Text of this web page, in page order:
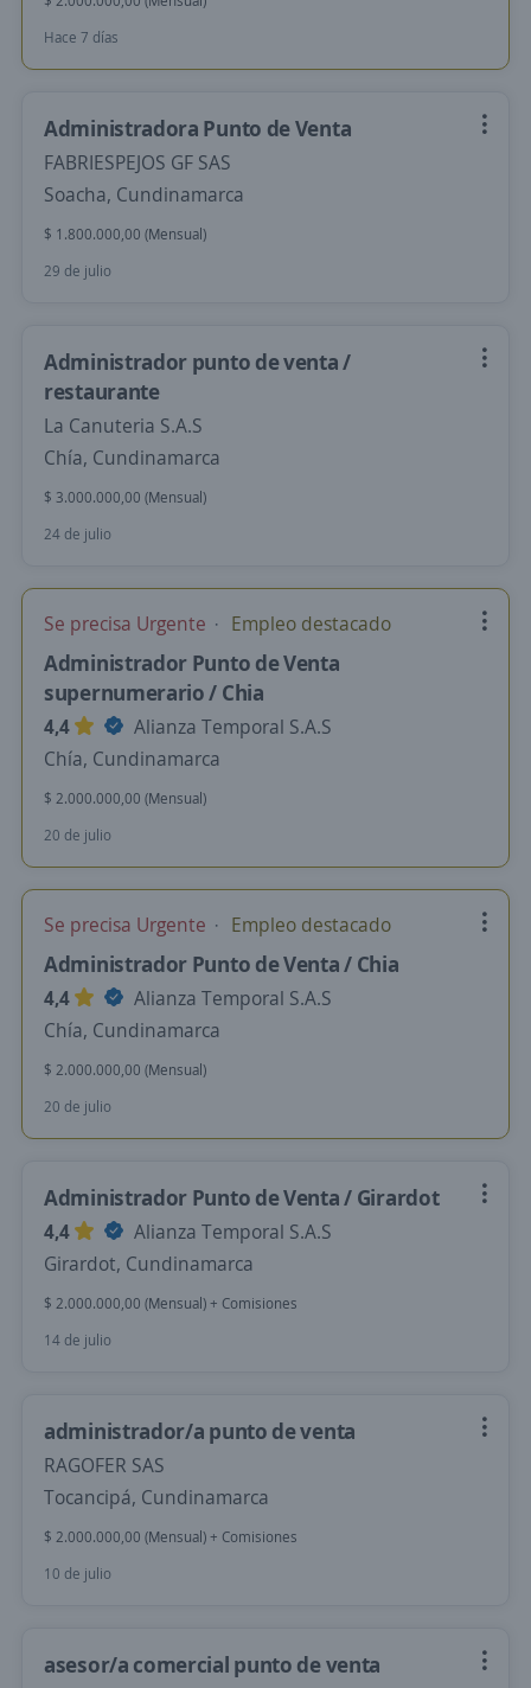
Hace 7 días
Administradora Punto de Venta
FABRIESPEJOS GF SAS
Soacha, Cundinamarca
$ 1.800.000,00 (Mensual)
29 de julio
Administrador punto de venta /
restaurante
La Canuteria S.A.S
Chía, Cundinamarca
$ 3.000.000,00 (Mensual)
24 de julio
Se precisa Urgente Empleo destacado
Administrador Punto de Venta
supernumerario / Chia
4,4
Alianza Temporal S.A.S
Chía, Cundinamarca
$ 2.000.000,00 (Mensual)
20 de julio
Se precisa Urgente Empleo destacado
Administrador Punto de Venta / Chia
4,4
Alianza Temporal S.A.S
Chía, Cundinamarca
$ 2.000.000,00 (Mensual)
20 de julio
Administrador Punto de Venta / Girardot
4,4
Alianza Temporal S.A.S
Girardot, Cundinamarca
$ 2.000.000,00 (Mensual) + Comisiones
14 de julio
administrador/a punto de venta
RAGOFER SAS
Tocancipá, Cundinamarca
$ 2.000.000,00 (Mensual) + Comisiones
10 de julio
asesor/a comercial punto de venta